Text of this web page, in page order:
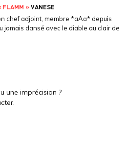
FLAMM »VANESE
chef adjoint, membre *aAa* depuis
jamais dansé avec le diable au clair de
une imprécision ?